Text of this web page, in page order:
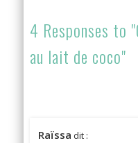
4 Responses to
au lait de coco"
Raïssa dit :